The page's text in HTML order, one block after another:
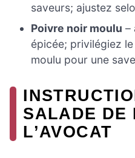
saveurs; ajustez
Poivre noir moulu –
épicée; privilégiez
moulu pour une
SALADE DE
L’AVOCAT